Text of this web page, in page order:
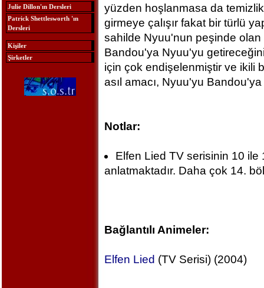
Julie Dillon'ın Dersleri
Patrick Shettlesworth 'ın
Dersleri
Kişiler
Şirketler
yüzden hoşlanmasa da
girmeye çalışır fakat bir türlü
sahilde Nyuu'nun peşinde olan
Bandou'ya Nyuu'yu
için çok endişelenmiştir ve ikili
asıl amacı, Nyuu'yu
Notlar:
Elfen Lied TV serisinin 10 ile
anlatmaktadır. Daha çok 14.
Bağlantılı Animeler:
Elfen Lied (TV Serisi) (2004)